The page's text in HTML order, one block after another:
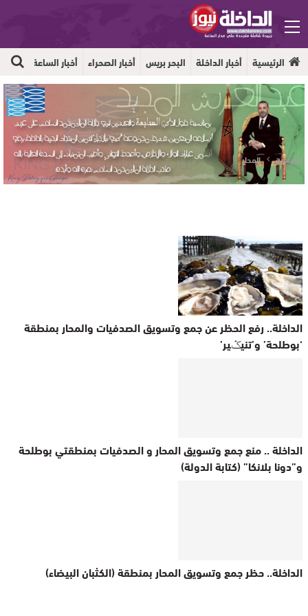
الرئيسية أخبار الداخلة البحر بريس أخبار الصحراء أخبار الساعة
الرئيسية المحار
الداخلة.. رفع الحظر عن جمع وتسويق الصدفيات والمحار بمنطقة
‘بوطلحة’ و’تنيݣير’
الداخلة .. منع جمع وتسويق المحار و الصدفيات بمنطقتي بوطلحة
و”دونا بلانكا” (كتابة الدولة)
الداخلة.. حظر جمع وتسويق المحار بمنطقة (الكثبان البيضاء)